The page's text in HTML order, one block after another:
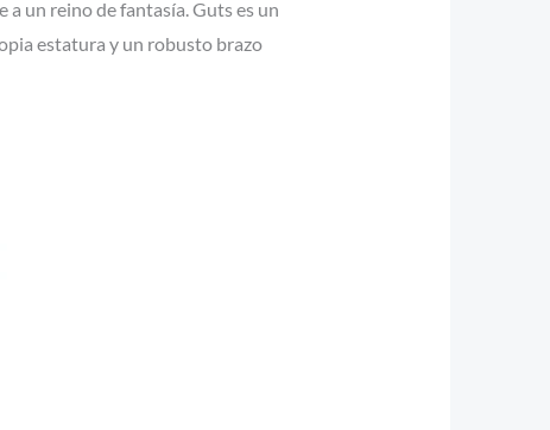
a un reino de fantasía. Guts es un
estatura y un robusto brazo